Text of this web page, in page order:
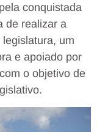
conquistada
de realizar a
um
e apoiado por
o objetivo de